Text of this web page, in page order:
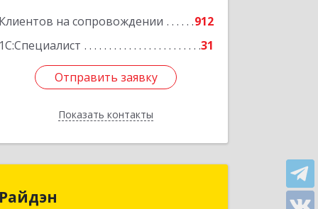
Клиентов на сопровождении
912
1С:Специалист
31
Отправить заявку
Показать контакты
Отправить заявку
Назад
Райдэн